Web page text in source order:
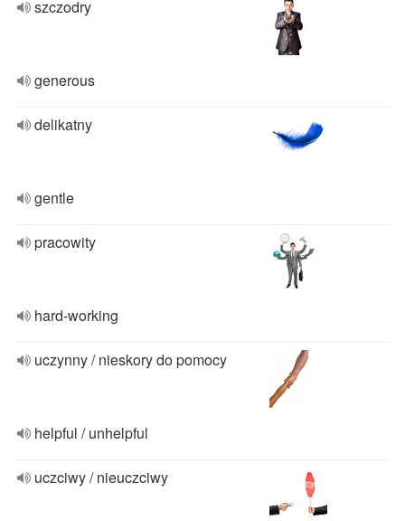
szczodry
generous
delikatny
gentle
pracowity
hard-working
uczynny / nieskory do pomocy
helpful / unhelpful
uczciwy / nieuczciwy